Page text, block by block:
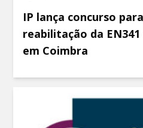
IP lança concurso
reabilitação da
em Coimbra